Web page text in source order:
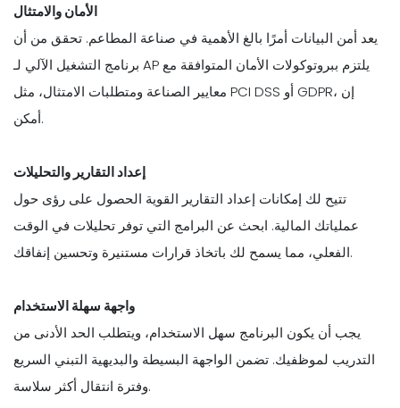
الأمان والامتثال
يعد أمن البيانات أمرًا بالغ الأهمية في صناعة المطاعم. تحقق من أن
برنامج التشغيل الآلي لـ AP يلتزم ببروتوكولات الأمان المتوافقة مع
معايير الصناعة ومتطلبات الامتثال، مثل PCI DSS أو GDPR، إن
أمكن.
إعداد التقارير والتحليلات
تتيح لك إمكانات إعداد التقارير القوية الحصول على رؤى حول
عملياتك المالية. ابحث عن البرامج التي توفر تحليلات في الوقت
الفعلي، مما يسمح لك باتخاذ قرارات مستنيرة وتحسين إنفاقك.
واجهة سهلة الاستخدام
يجب أن يكون البرنامج سهل الاستخدام، ويتطلب الحد الأدنى من
التدريب لموظفيك. تضمن الواجهة البسيطة والبديهية التبني السريع
وفترة انتقال أكثر سلاسة.